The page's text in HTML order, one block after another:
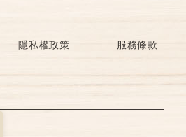
隱私權政策 服務條款